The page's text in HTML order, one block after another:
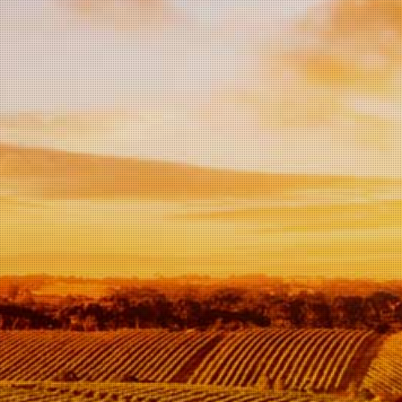
In
winkelwagen
De gebroeders Povero
gebruiken alleen de druiven
die zijn gekozen in hun
wijngaard "Terre dei
Laramè", geplant in een
zanderige en zonnige
bodem en met behulp van
de modernste technieken
voor het maken van wijn.
De resulterende droge,
witte wijn heeft een bleke